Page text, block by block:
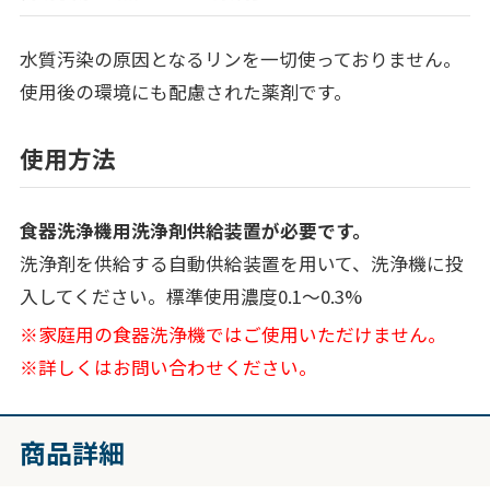
水質汚染の原因となるリンを一切使っておりません。
使用後の環境にも配慮された薬剤です。
使用方法
食器洗浄機用洗浄剤供給装置が必要です。
洗浄剤を供給する自動供給装置を用いて、洗浄機に投
入してください。標準使用濃度0.1～0.3%
※家庭用の食器洗浄機ではご使用いただけません。
※詳しくはお問い合わせください。
商品詳細